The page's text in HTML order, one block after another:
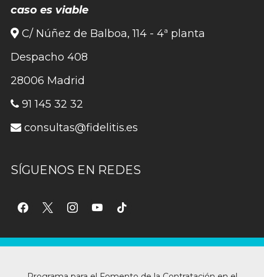
caso es viable
C/ Núñez de Balboa, 114 - 4ª planta
Despacho 408
28006 Madrid
91 145 32 32
consultas@fidelitis.es
SÍGUENOS EN REDES
facebook
x instagramyoutubetiktok